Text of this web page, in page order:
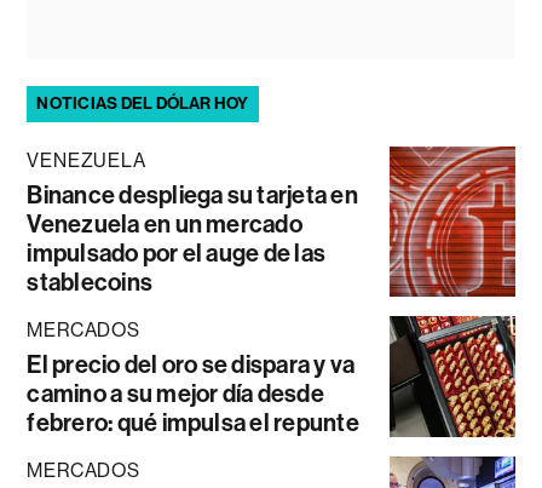
NOTICIAS DEL DÓLAR HOY
VENEZUELA
Binance despliega su tarjeta en
Venezuela en un mercado
impulsado por el auge de las
stablecoins
MERCADOS
El precio del oro se dispara y va
camino a su mejor día desde
febrero: qué impulsa el repunte
MERCADOS